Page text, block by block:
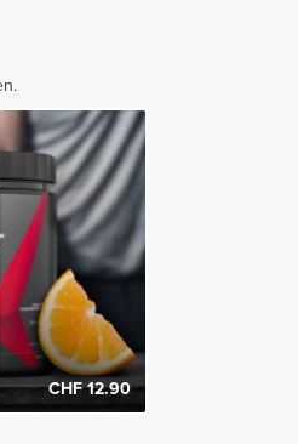
CHF 12.90